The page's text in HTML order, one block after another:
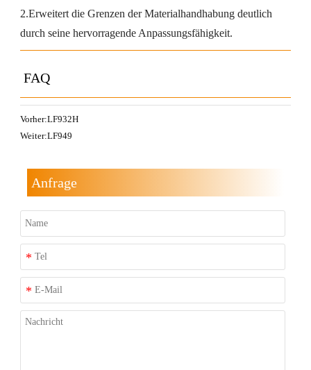
2.Erweitert die Grenzen der Materialhandhabung deutlich
durch seine hervorragende Anpassungsfähigkeit.
FAQ
Vorher:LF932H
Weiter:LF949
Anfrage